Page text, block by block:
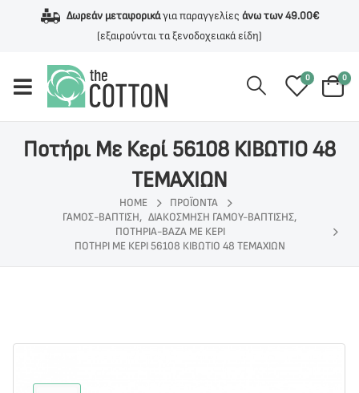
Δωρεάν μεταφορικάγια παραγγελίες άνω των 49.00€
(εξαιρούνται τα ξενοδοχειακά είδη)
0 0
Ποτήρι Με Κερί 56108 ΚΙΒΩΤΙΟ 48
ΤΕΜΑΧΙΩΝ
HOME
ΠΡΟΪΌΝΤΑ
ΓΆΜΟΣ-ΒΆΠΤΙΣΗ, ΔΙΑΚΌΣΜΗΣΗ ΓΆΜΟΥ-ΒΆΠΤΙΣΗΣ,
ΠΟΤΉΡΙΑ-ΒΆΖΑ ΜΕ ΚΕΡΊ
ΠΟΤΉΡΙ ΜΕ ΚΕΡΊ 56108 ΚΙΒΩΤΙΟ 48 ΤΕΜΑΧΙΩΝ